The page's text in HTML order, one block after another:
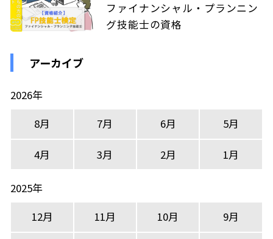
ファイナンシャル・プランニン
グ技能士の資格
アーカイブ
2026年
8月
7月 6月 5月
4月 3月 2月 1月
2025年
12月
11月 10月 9月